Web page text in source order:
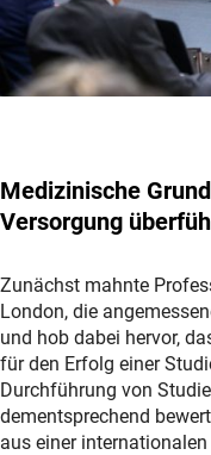
Medizinische
Versorgung
Zunächst mahnte
London, die
und hob dabei hervor,
für den Erfolg einer
Durchführung von
dementsprechend
aus einer